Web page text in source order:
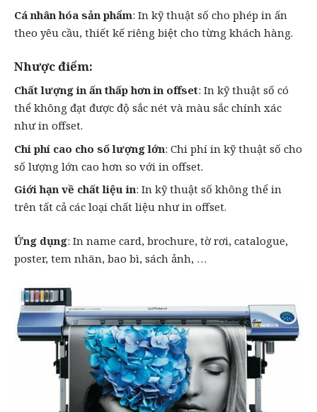
Cá nhân hóa sản phẩm: In kỹ thuật số cho phép in ấn
theo yêu cầu, thiết kế riêng biệt cho từng khách hàng.
Nhược điểm:
Chất lượng in ấn thấp hơn in offset: In kỹ thuật số có
thể không đạt được độ sắc nét và màu sắc chính xác
như in offset.
Chi phí cao cho số lượng lớn: Chi phí in kỹ thuật số cho
số lượng lớn cao hơn so với in offset.
Giới hạn về chất liệu in: In kỹ thuật số không thể in
trên tất cả các loại chất liệu như in offset.
Ứng dụng: In name card, brochure, tờ rơi, catalogue,
poster, tem nhãn, bao bì, sách ảnh, …